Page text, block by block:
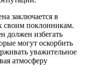
заключается в
своим поклонникам.
должен избегать
могут оскорбить
уважительное
атмосферу